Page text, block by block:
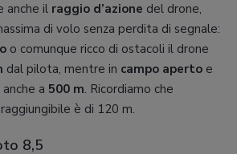
anche il raggio d’azione del drone,
di volo senza perdita di segnale:
o comunque ricco di ostacoli il drone
dal pilota, mentre in campo aperto e
a 500 m. Ricordiamo che
è di 120 m.
8,5